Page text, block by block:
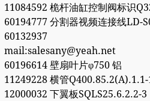
11084592 桅杆油缸控制阀标识
60194777 分割器视频连接线LD-
60132937
mail:salesany@yeah.net
60196614 壁扇叶片φ750 铝
11249228 横管Q400.85.2(A).1.1-
12000032 下翼板SQLS25.6.2.2-3